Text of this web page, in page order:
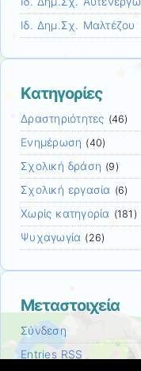
Ιδ. Δημ.Σχ. Μαλτέζου
Kατηγορίες
Δραστηριότητες (46)
Ενημέρωση (40)
Σχολική δράση (9)
Σχολική εργασία (6)
Χωρίς κατηγορία (181)
Ψυχαγωγία (26)
Μεταστοιχεία
Σύνδεση
Entries RSS